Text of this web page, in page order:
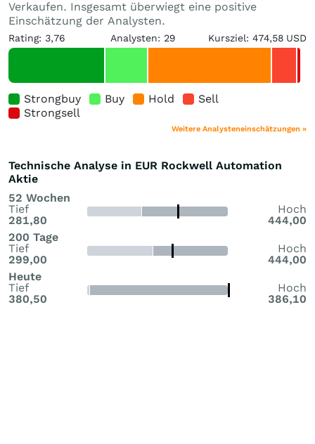
Verkaufen. Insgesamt überwiegt eine positive
Einschätzung der Analysten.
Rating: 3,76 Analysten: 29 Kursziel: 474,58 USD
Strongbuy Buy Hold
Sell
Strongsell
Weitere Analysteneinschätzungen »
Technische Analyse in EUR Rockwell Automation
Aktie
52 Wochen
Tief
281,80
Hoch
444,00
200 Tage
Tief
299,00
Hoch
444,00
Heute
Tief
380,50
Hoch
386,10